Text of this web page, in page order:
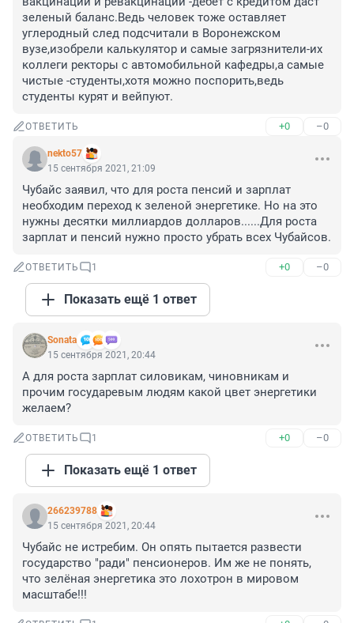
зеленый баланс.Ведь человек тоже оставляет
углеродный след подсчитали в Воронежском
вузе,изобрели калькулятор и самые загрязнители-их
коллеги ректоры с автомобильной кафедры,а самые
чистые -студенты,хотя можно поспорить,ведь
студенты курят и вейпуют.
ОТВЕТИТЬ +0 –0
nekto57
15 сентября 2021, 21:09
Чубайс заявил, что для роста пенсий и зарплат
необходим переход к зеленой энергетике. Но на это
нужны десятки миллиардов долларов......Для роста
зарплат и пенсий нужно просто убрать всех Чубайсов.
ОТВЕТИТЬ 1 +0 –0
Показать ещё 1 ответ
Sonata
15 сентября 2021, 20:44
А для роста зарплат силовикам, чиновникам и
прочим государевым людям какой цвет энергетики
желаем?
ОТВЕТИТЬ 1 +0 –0
Показать ещё 1 ответ
266239788
15 сентября 2021, 20:44
Чубайс не истребим. Он опять пытается развести
государство "ради" пенсионеров. Им же не понять,
что зелёная энергетика это лохотрон в мировом
масштабе!!!